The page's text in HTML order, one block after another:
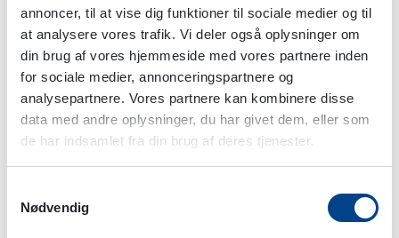
annoncer, til at vise dig funktioner til sociale medier og til
at analysere vores trafik. Vi deler også oplysninger om
din brug af vores hjemmeside med vores partnere inden
for sociale medier, annonceringspartnere og
analysepartnere. Vores partnere kan kombinere disse
data med andre oplysninger, du har givet dem, eller som
de har indsamlet fra din brug af deres tjenester.
Nødvendig
Alle produkter Sutur PO02130D Polydioxanone 36 stk.